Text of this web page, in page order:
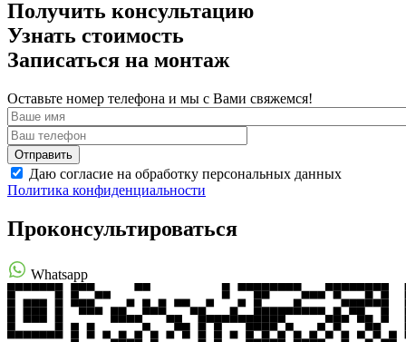
Получить консультацию
Узнать стоимость
Записаться на монтаж
Оставьте номер телефона и мы с Вами свяжемся!
Даю согласие на обработку персональных данных
Политика конфиденциальности
Проконсультироваться
Whatsapp